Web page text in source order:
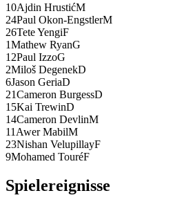
10Ajdin HrustićM
24Paul Okon-EngstlerM
26Tete YengiF
1Mathew RyanG
12Paul IzzoG
2Miloš DegenekD
6Jason GeriaD
21Cameron BurgessD
15Kai TrewinD
14Cameron DevlinM
11 Awer MabilM
23Nishan VelupillayF
9Mohamed TouréF
Spielereignisse